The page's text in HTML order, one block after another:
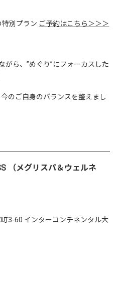
特別プラン ご予約はこちら＞＞＞
がら、”めぐり”にフォーカスした
今のご自身のバランスを整えまし
（メグリスパ＆ウェルネ
3-60 インターコンチネンタル大